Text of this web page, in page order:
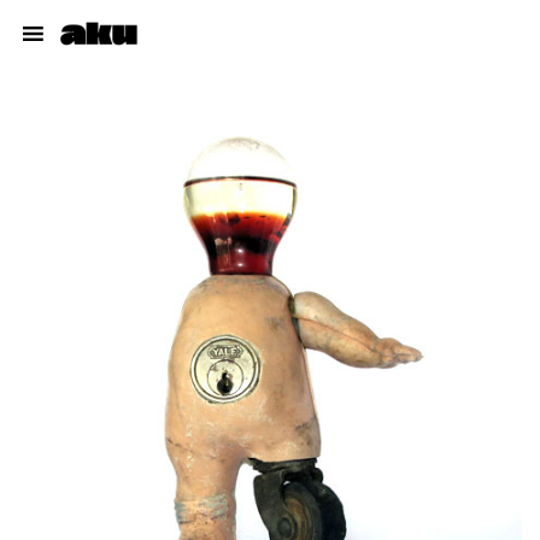
Dibujos
Proyectos
Talleres
Acerca del autor
pabloaku@gmail.com